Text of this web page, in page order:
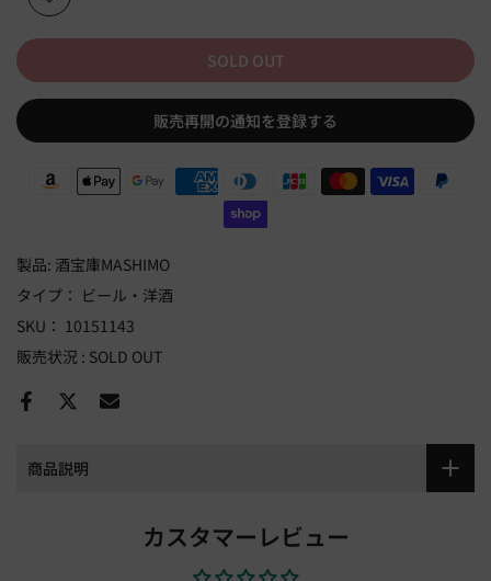
SOLD OUT
販売再開の通知を登録する
製品: 酒宝庫MASHIMO
タイプ： ビール・洋酒
SKU： 10151143
販売状況 : SOLD OUT
商品説明
カスタマーレビュー